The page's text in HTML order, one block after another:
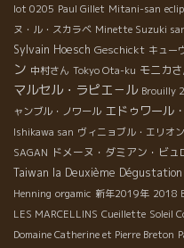
lot 0205 Paul Gillet Mitani-san
ヌ・ル・スカラベ Minette Suzuki
Sylvain Hoesch Geschickt キュー
ン 中村さん Tokyo Ota-ku モニカ
マルセル・ラピエ－ル Brouilly
ャンブル・ノワール エドゥワール
Ishikawa san ヴィニョブル・エリオ
SAGAN ドメーヌ・ダミアン・ビュ
Taiwan la Deuxième
Henning orgamic 新年2019年 2018
LES MARCELLINS Cueillette Soleil
Domaine Catherine et Pierre Breton